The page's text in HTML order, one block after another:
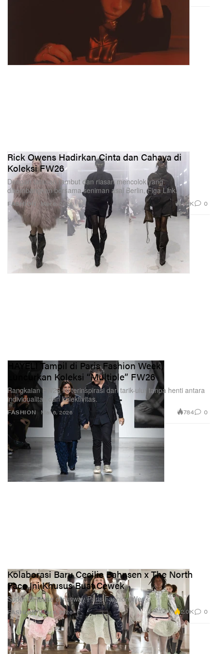
FASHION
Rick Owens Hadirkan Cinta dan Cahaya di
Koleksi FW26
Dengan tatanan rambut dan riasan mencolok yang
dikembangkan bersama seniman asal Berlin, Figa Link.
Mar 6, 2026 1.6K 0
FASHION
HAYELI Tampil di Paris Fashion Week,
Luncurkan Koleksi “Multiple” FW26
Rangkaian FW26 ini terinspirasi dari tarik-ulur tanpa henti antara
individualitas dan kolektivitas.
Mar 6, 2026 784 0
FASHION
Kolaborasi Baru Cecilie Bahnsen x The North
Face Ini Khusus Buat Cewek
Sudah di-tease di runway Paris Fashion Week.
Mar 6, 2026 2.0K 0